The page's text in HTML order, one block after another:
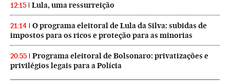
12:15 Lula, uma ressurreição
21:14
O programa eleitoral de Lula da Silva: subidas de
impostos para os ricos e proteção para as minorias
20:55
Programa eleitoral de Bolsonaro: privatizações e
privilégios legais para a Polícia